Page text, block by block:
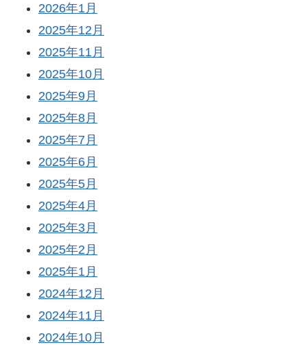
2026年1月
2025年12月
2025年11月
2025年10月
2025年9月
2025年8月
2025年7月
2025年6月
2025年5月
2025年4月
2025年3月
2025年2月
2025年1月
2024年12月
2024年11月
2024年10月